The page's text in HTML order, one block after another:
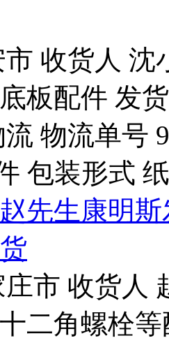
收货人 沈
板配件 发
物流单号
包装形式
先生康明
市 收货人
二角螺栓